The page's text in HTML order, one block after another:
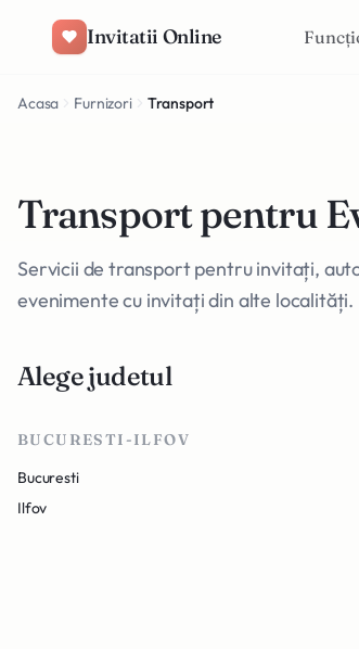
Invitatii Online
Acasa Furnizori Transport
Transport pentru
Servicii de transport pentru invitați,
evenimente cu invitați din alte localități.
Alege judetul
BUCURESTI-ILFOV
Bucuresti
Ilfov